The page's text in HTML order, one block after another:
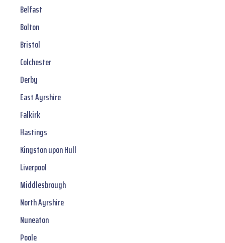
Belfast
Bolton
Bristol
Colchester
Derby
East Ayrshire
Falkirk
Hastings
Kingston upon Hull
Liverpool
Middlesbrough
North Ayrshire
Nuneaton
Poole